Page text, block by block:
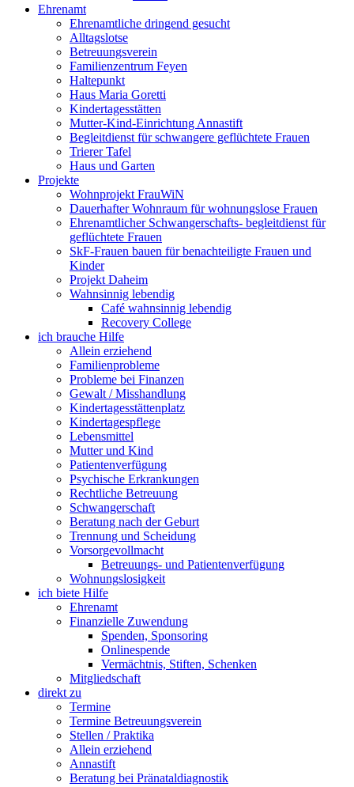
Ehrenamt
Ehrenamtliche dringend gesucht
Alltagslotse
Betreuungsverein
Familienzentrum Feyen
Haltepunkt
Haus Maria Goretti
Kindertagesstätten
Mutter-Kind-Einrichtung Annastift
Begleitdienst für schwangere geflüchtete Frauen
Trierer Tafel
Haus und Garten
Projekte
Wohnprojekt FrauWiN
Dauerhafter Wohnraum für wohnungslose Frauen
Ehrenamtlicher Schwangerschafts- begleitdienst für
geflüchtete Frauen
SkF-Frauen bauen für benachteiligte Frauen und
Kinder
Projekt Daheim
Wahnsinnig lebendig
Café wahnsinnig lebendig
Recovery College
ich brauche Hilfe
Allein erziehend
Familienprobleme
Probleme bei Finanzen
Gewalt / Misshandlung
Kindertagesstättenplatz
Kindertagespflege
Lebensmittel
Mutter und Kind
Patientenverfügung
Psychische Erkrankungen
Rechtliche Betreuung
Schwangerschaft
Beratung nach der Geburt
Trennung und Scheidung
Vorsorgevollmacht
Betreuungs- und Patientenverfügung
Wohnungslosigkeit
ich biete Hilfe
Ehrenamt
Finanzielle Zuwendung
Spenden, Sponsoring
Onlinespende
Vermächtnis, Stiften, Schenken
Mitgliedschaft
direkt zu
Termine
Termine Betreuungsverein
Stellen / Praktika
Allein erziehend
Annastift
Beratung bei Pränataldiagnostik